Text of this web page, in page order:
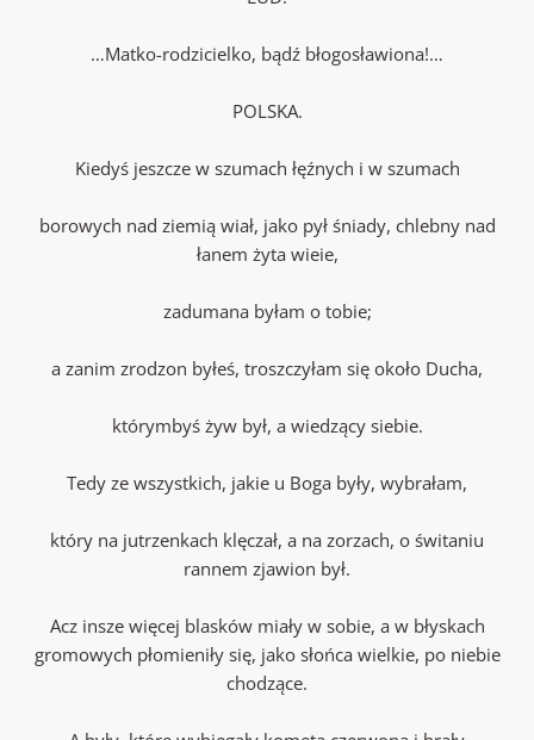
…Matko-rodzicielko, bądź błogosławiona!…
POLSKA.
Kiedyś jeszcze w szumach łęźnych i w szumach
borowych nad ziemią wiał, jako pył śniady, chlebny nad
łanem żyta wieie,
zadumana byłam o tobie;
a zanim zrodzon byłeś, troszczyłam się około Ducha,
którymbyś żyw był, a wiedzący siebie.
Tedy ze wszystkich, jakie u Boga były, wybrałam,
który na jutrzenkach klęczał, a na zorzach, o świtaniu
rannem zjawion był.
Acz insze więcej blasków miały w sobie, a w błyskach
gromowych płomieniły się, jako słońca wielkie, po niebie
chodzące.